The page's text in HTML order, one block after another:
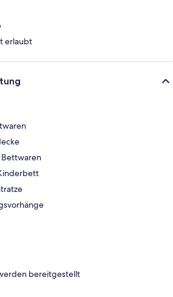
erlaubt
bereitgestellt